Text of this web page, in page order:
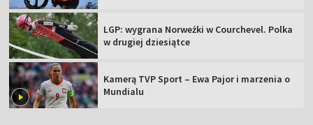
LGP: wygrana Norweżki w Courchevel. Polka
w drugiej dziesiątce
Kamerą TVP Sport – Ewa Pajor i marzenia o
Mundialu